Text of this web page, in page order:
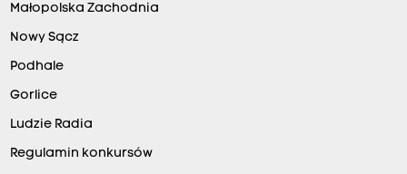
Małopolska Zachodnia
Nowy Sącz
Podhale
Gorlice
Ludzie Radia
Regulamin konkursów